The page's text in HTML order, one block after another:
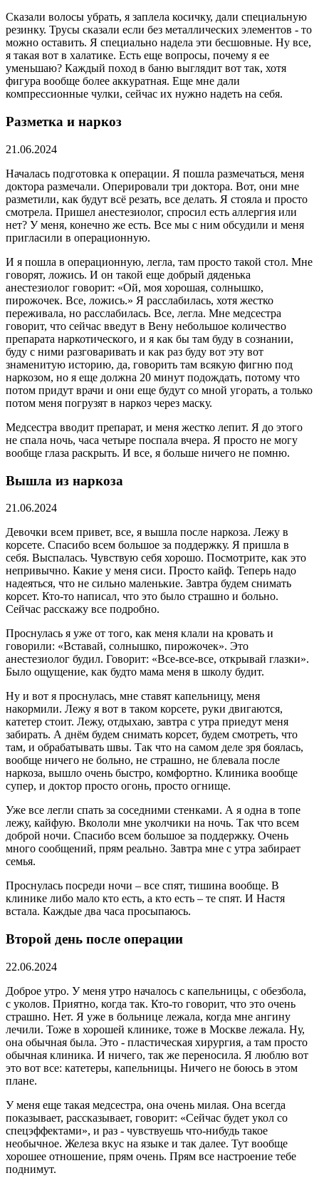
Сказали волосы убрать, я заплела косичку, дали специальную
резинку. Трусы сказали если без металлических элементов - то
можно оставить. Я специально надела эти бесшовные. Ну все,
я такая вот в халатике. Есть еще вопросы, почему я ее
уменьшаю? Каждый поход в баню выглядит вот так, хотя
фигура вообще более аккуратная. Еще мне дали
компрессионные чулки, сейчас их нужно надеть на себя.
Разметка и наркоз
21.06.2024
Началась подготовка к операции. Я пошла размечаться, меня
доктора размечали. Оперировали три доктора. Вот, они мне
разметили, как будут всё резать, все делать. Я стояла и просто
смотрела. Пришел анестезиолог, спросил есть аллергия или
нет? У меня, конечно же есть. Все мы с ним обсудили и меня
пригласили в операционную.
И я пошла в операционную, легла, там просто такой стол. Мне
говорят, ложись. И он такой еще добрый дяденька
анестезиолог говорит: «Ой, моя хорошая, солнышко,
пирожочек. Все, ложись.» Я расслабилась, хотя жестко
переживала, но расслабилась. Все, легла. Мне медсестра
говорит, что сейчас введут в Вену небольшое количество
препарата наркотического, и я как бы там буду в сознании,
буду с ними разговаривать и как раз буду вот эту вот
знаменитую историю, да, говорить там всякую фигню под
наркозом, но я еще должна 20 минут подождать, потому что
потом придут врачи и они еще будут со мной угорать, а только
потом меня погрузят в наркоз через маску.
Медсестра вводит препарат, и меня жестко лепит. Я до этого
не спала ночь, часа четыре поспала вчера. Я просто не могу
вообще глаза раскрыть. И все, я больше ничего не помню.
Вышла из наркоза
21.06.2024
Девочки всем привет, все, я вышла после наркоза. Лежу в
корсете. Спасибо всем большое за поддержку. Я пришла в
себя. Выспалась. Чувствую себя хорошо. Посмотрите, как это
непривычно. Какие у меня сиси. Просто кайф. Теперь надо
надеяться, что не сильно маленькие. Завтра будем снимать
корсет. Кто-то написал, что это было страшно и больно.
Сейчас расскажу все подробно.
Проснулась я уже от того, как меня клали на кровать и
говорили: «Вставай, солнышко, пирожочек». Это
анестезиолог будил. Говорит: «Все-все-все, открывай глазки».
Было ощущение, как будто мама меня в школу будит.
Ну и вот я проснулась, мне ставят капельницу, меня
накормили. Лежу я вот в таком корсете, руки двигаются,
катетер стоит. Лежу, отдыхаю, завтра с утра приедут меня
забирать. А днём будем снимать корсет, будем смотреть, что
там, и обрабатывать швы. Так что на самом деле зря боялась,
вообще ничего не больно, не страшно, не блевала после
наркоза, вышло очень быстро, комфортно. Клиника вообще
супер, и доктор просто огонь, просто огнище.
Уже все легли спать за соседними стенками. А я одна в топе
лежу, кайфую. Вкололи мне уколчики на ночь. Так что всем
доброй ночи. Спасибо всем большое за поддержку. Очень
много сообщений, прям реально. Завтра мне с утра забирает
семья.
Проснулась посреди ночи – все спят, тишина вообще. В
клинике либо мало кто есть, а кто есть – те спят. И Настя
встала. Каждые два часа просыпаюсь.
Второй день после операции
22.06.2024
Доброе утро. У меня утро началось с капельницы, с обезбола,
с уколов. Приятно, когда так. Кто-то говорит, что это очень
страшно. Нет. Я уже в больнице лежала, когда мне ангину
лечили. Тоже в хорошей клинике, тоже в Москве лежала. Ну,
она обычная была. Это - пластическая хирургия, а там просто
обычная клиника. И ничего, так же переносила. Я люблю вот
это вот все: катетеры, капельницы. Ничего не боюсь в этом
плане.
У меня еще такая медсестра, она очень милая. Она всегда
показывает, рассказывает, говорит: «Сейчас будет укол со
спецэффектами», и раз - чувствуешь что-нибудь такое
необычное. Железа вкус на языке и так далее. Тут вообще
хорошее отношение, прям очень. Прям все настроение тебе
поднимут.